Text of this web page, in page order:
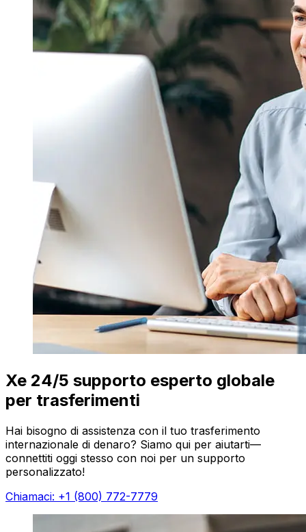
Xe 24/5 supporto esperto globale
per trasferimenti
Hai bisogno di assistenza con il tuo trasferimento
internazionale di denaro? Siamo qui per aiutarti—
connettiti oggi stesso con noi per un supporto
personalizzato!
Chiamaci: +1 (800) 772-7779